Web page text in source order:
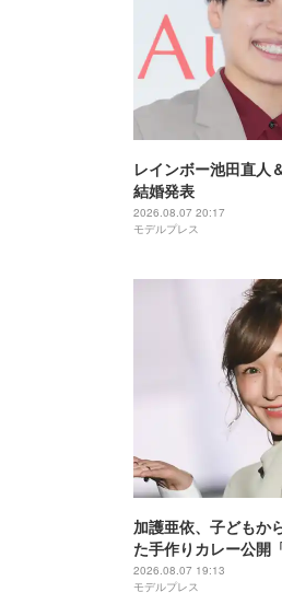
レインボー池田直人
結婚発表
2026.08.07 20:17
モデルプレス
加護亜依、子どもか
た手作りカレー公開
美味しそう」「母の
響
2026.08.07 19:13
モデルプレス